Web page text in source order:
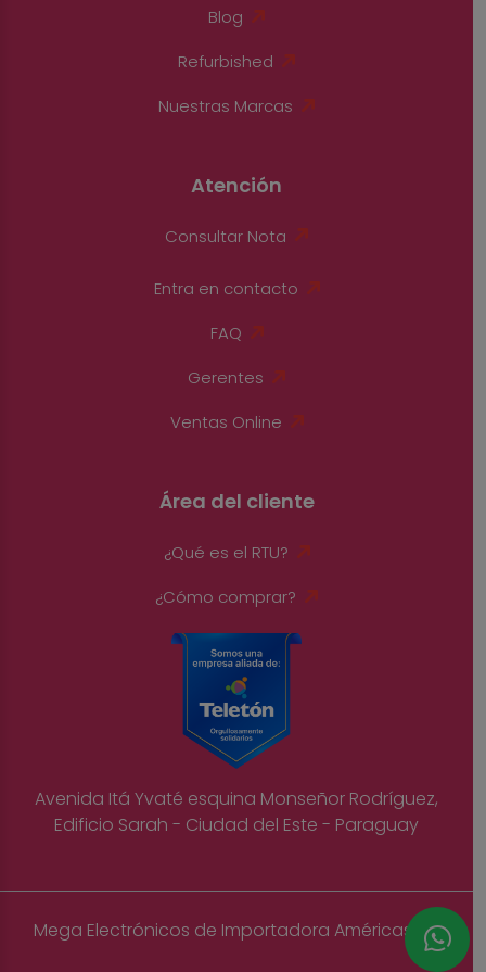
Blog
Refurbished
Nuestras Marcas
Atención
Consultar Nota
Entra en contacto
FAQ
Gerentes
Ventas Online
Área del cliente
¿Qué es el RTU?
¿Cómo comprar?
Avenida Itá Yvaté esquina Monseñor Rodríguez,
Edificio Sarah - Ciudad del Este - Paraguay
Mega Electrónicos de Importadora Américas S.A